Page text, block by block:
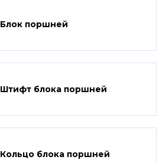
Блок поршней
Штифт блока поршней
Кольцо блока поршней